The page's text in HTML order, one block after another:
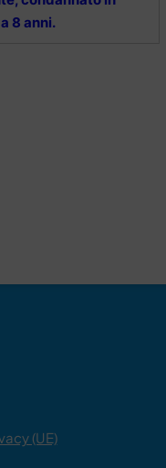
8 anni.
(UE)